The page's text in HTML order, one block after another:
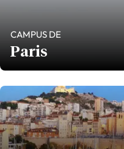
CAMPUS DE
Paris